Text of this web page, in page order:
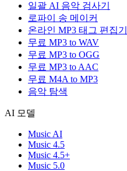
일괄 AI 음악 검사기
로파이 송 메이커
온라인 MP3 태그 편집기
무료 MP3 to WAV
무료 MP3 to OGG
무료 MP3 to AAC
무료 M4A to MP3
음악 탐색
AI 모델
Music AI
Music 4.5
Music 4.5+
Music 5.0